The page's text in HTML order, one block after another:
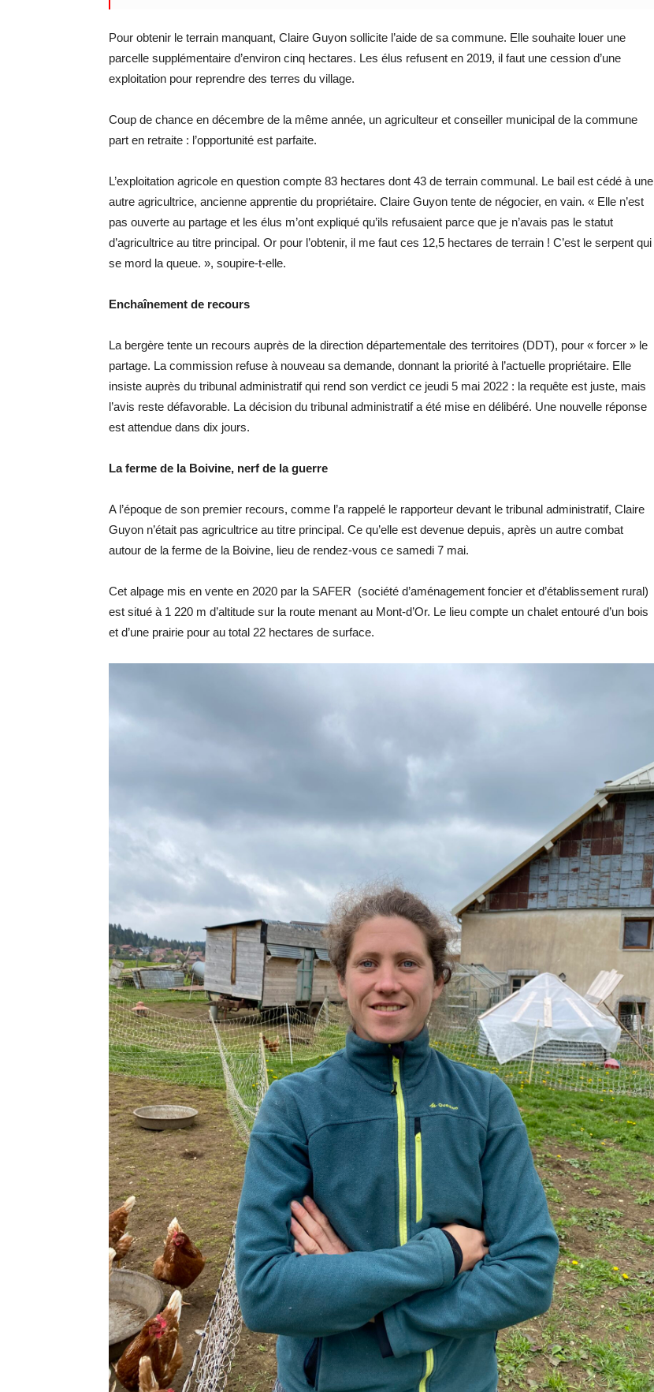
Pour obtenir le terrain manquant, Claire Guyon sollicite l’aide de sa commune. Elle souhaite louer une
parcelle supplémentaire d’environ cinq hectares. Les élus refusent en 2019, il faut une cession d’une
exploitation pour reprendre des terres du village.
Coup de chance en décembre de la même année, un agriculteur et conseiller municipal de la commune
part en retraite : l’opportunité est parfaite.
L’exploitation agricole en question compte 83 hectares dont 43 de terrain communal. Le bail est cédé à une
autre agricultrice, ancienne apprentie du propriétaire. Claire Guyon tente de négocier, en vain. « Elle n’est
pas ouverte au partage et les élus m’ont expliqué qu’ils refusaient parce que je n’avais pas le statut
d’agricultrice au titre principal. Or pour l’obtenir, il me faut ces 12,5 hectares de terrain ! C’est le serpent qui
se mord la queue. », soupire-t-elle.
Enchaînement de recours
La bergère tente un recours auprès de la direction départementale des territoires (DDT), pour « forcer » le
partage. La commission refuse à nouveau sa demande, donnant la priorité à l’actuelle propriétaire. Elle
insiste auprès du tribunal administratif qui rend son verdict ce jeudi 5 mai 2022 : la requête est juste, mais
l’avis reste défavorable. La décision du tribunal administratif a été mise en délibéré. Une nouvelle réponse
est attendue dans dix jours.
La ferme de la Boivine, nerf de la guerre
A l’époque de son premier recours, comme l’a rappelé le rapporteur devant le tribunal administratif, Claire
Guyon n’était pas agricultrice au titre principal. Ce qu’elle est devenue depuis, après un autre combat
autour de la ferme de la Boivine, lieu de rendez-vous ce samedi 7 mai.
Cet alpage mis en vente en 2020 par la SAFER (société d’aménagement foncier et d’établissement rural)
est situé à 1 220 m d’altitude sur la route menant au Mont-d’Or. Le lieu compte un chalet entouré d’un bois
et d’une prairie pour au total 22 hectares de surface.